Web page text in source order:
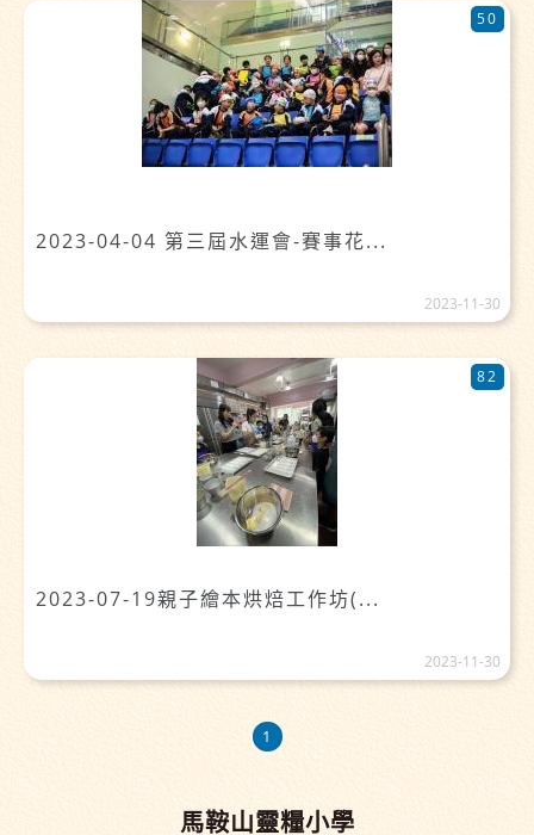
2023-04-04 第三屆水運會-賽事花...
50
2023-11-30
2023-07-19親子繪本烘焙工作坊(...
82
2023-11-30
1
馬鞍山靈糧小學